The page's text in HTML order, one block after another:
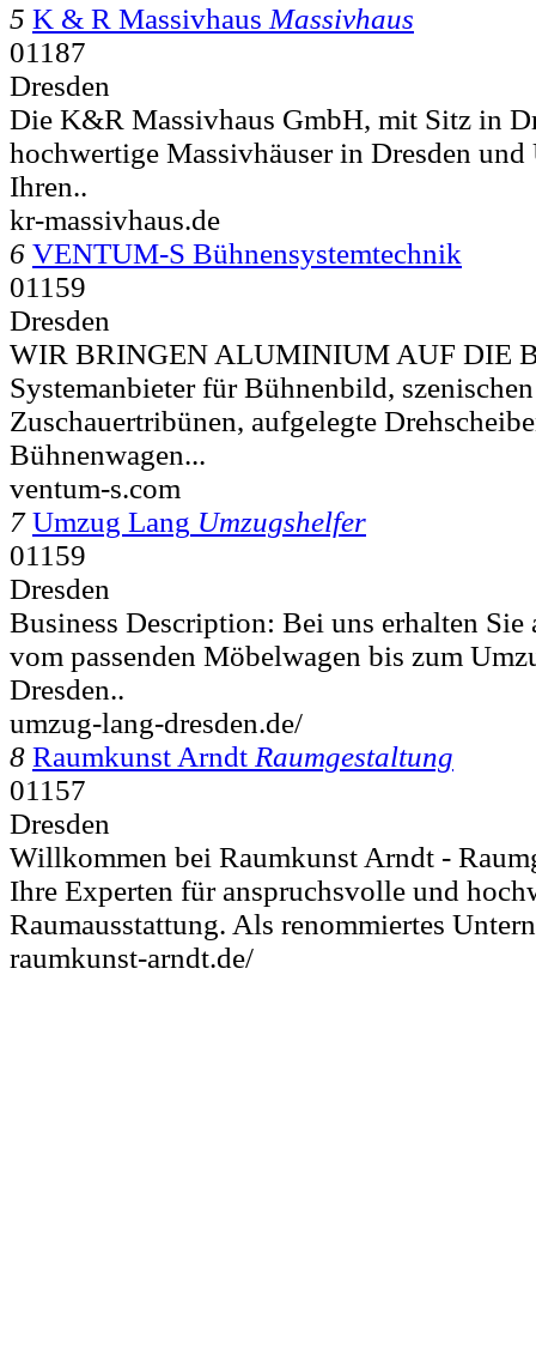
5 K & R Massivhaus Massivhaus
01187
Dresden
Die K&R Massivhaus GmbH, mit Sitz in
hochwertige Massivhäuser in Dresden und
Ihren..
kr-massivhaus.de
6 VENTUM-S Bühnensystemtechnik
01159
Dresden
WIR BRINGEN ALUMINIUM AUF DIE
Systemanbieter für Bühnenbild,
Zuschauertribünen, aufgelegte
Bühnenwagen...
ventum-s.com
7 Umzug Lang Umzugshelfer
01159
Dresden
Business Description: Bei uns erhalten Sie
vom passenden Möbelwagen bis zum
Dresden..
umzug-lang-dresden.de/
8 Raumkunst Arndt Raumgestaltung
01157
Dresden
Willkommen bei Raumkunst Arndt -
Ihre Experten für anspruchsvolle und
Raumausstattung. Als renommiertes
raumkunst-arndt.de/